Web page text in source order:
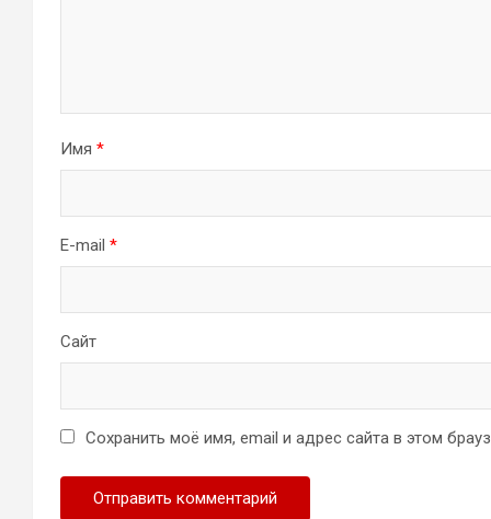
Имя *
E-mail *
Сайт
Сохранить моё имя, email и адрес сайта в этом